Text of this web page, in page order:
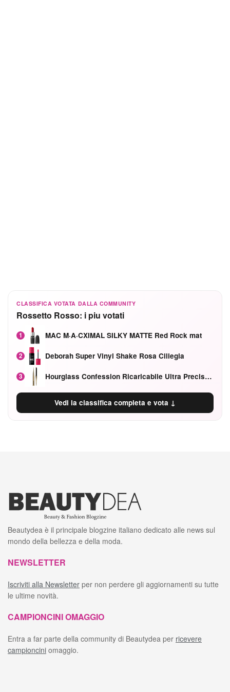
CLASSIFICA VOTATA DALLA COMMUNITY
Rossetto Rosso: i piu votati
1 MAC M·A·CXIMAL SILKY MATTE Red Rock mat
2 Deborah Super Vinyl Shake Rosa Ciliegia
3 Hourglass Confession Ricaricabile Ultra Preciso Ad Alta Intensità Secretly Classic Red
Vedi la classifica completa e vota ↓
Beautydea è il principale blogzine italiano dedicato alle news sul
mondo della bellezza e della moda.
NEWSLETTER
Iscriviti alla Newsletter per non perdere gli aggiornamenti su tutte
le ultime novità.
CAMPIONCINI OMAGGIO
Entra a far parte della community di Beautydea per ricevere
campioncini omaggio.